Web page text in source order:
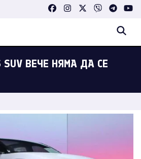
ВЕЧЕ НЯМА ДА СЕ